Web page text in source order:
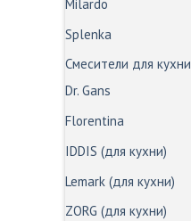
Milardo
Splenka
Смесители для кухни
Dr. Gans
Florentina
IDDIS (для кухни)
Lemark (для кухни)
ZORG (для кухни)